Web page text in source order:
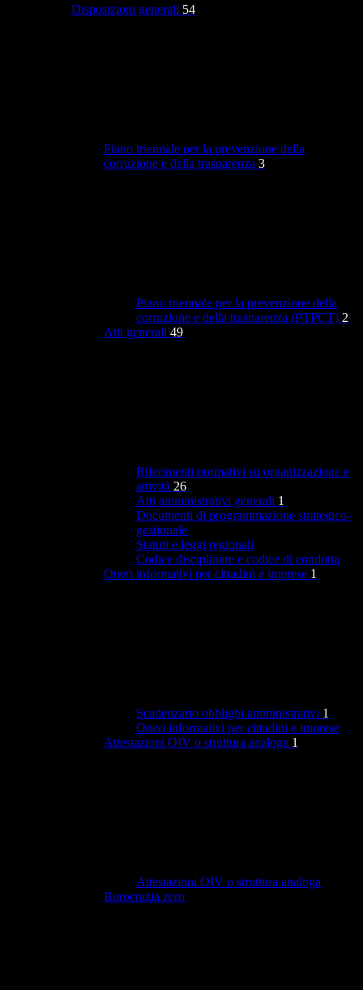
Disposizioni generali 54
Piano triennale per la prevenzione della
corruzione e della trasparenza 3
Piano triennale per la prevenzione della
corruzione e della trasparenza (PTPCT) 2
Atti generali 49
Riferimenti normativi su organizzazione e
attività 26
Atti amministrativi generali 1
Documenti di programmazione strategico-
gestionale
Statuti e leggi regionali
Codice disciplinare e codice di condotta
Oneri informativi per cittadini e imprese 1
Scadenzario obblighi amministrativi 1
Oneri informativi per cittadini e imprese
Attestazioni OIV o struttura analoga 1
Attestazioni OIV o struttura analoga
Burocrazia zero